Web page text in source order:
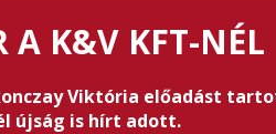
A K&V KFT-NÉL
Viktória előadást
újság is hírt adott.